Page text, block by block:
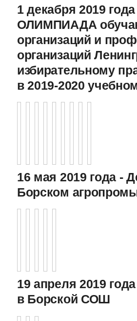
1 декабря 2019
ОЛИМПИАДА
организаций и
организаций
избирательному
в 2019-2020
16 мая 2019 года -
Борском
19 апреля 2019
в Борской СОШ